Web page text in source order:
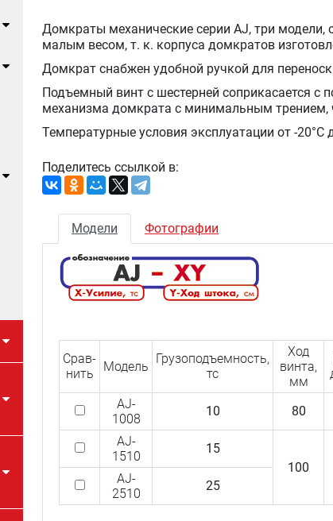
Домкраты механические серии АJ, три модели,
малым весом, т. к. корпуса домкратов
Домкрат снабжен удобной ручкой для
Подъемный винт с шестерней соприкасается
механизма домкрата с минимальным трением,
Температурные условия эксплуатации от -20°С
Поделитесь ссылкой в:
Модели Фотографии
Срав­
нить
Модель
Грузоподъемность,
тс
Ход
винта,
мм
AJ-
1008
10 80
AJ-
1510
15
100
AJ-
2510
25